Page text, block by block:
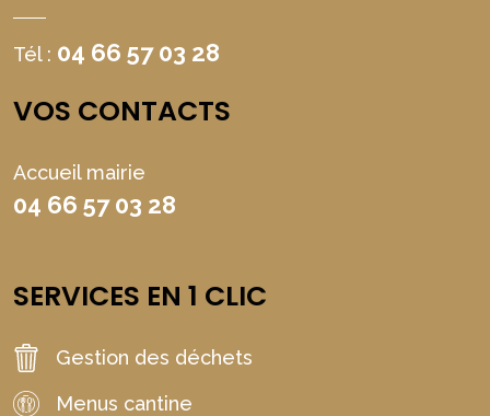
Tél : 04 66 57 03 28
VOS CONTACTS
Accueil mairie
04 66 57 03 28
SERVICES EN 1 CLIC
Gestion des déchets
Menus cantine